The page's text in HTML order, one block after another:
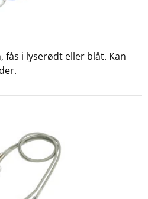
i lyserødt eller blåt. Kan